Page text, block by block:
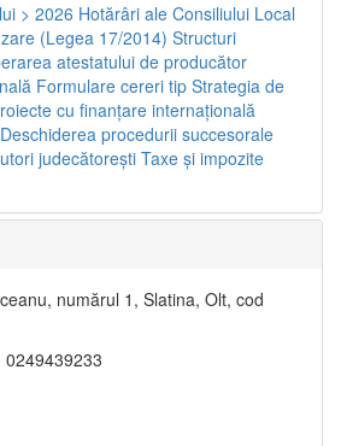
> 2026 Hotărâri ale Consiliului Local
(Legea 17/2014) Structuri
atestatului de producător
Formulare cereri tip Strategia de
cu finanţare internaţională
Deschiderea procedurii succesorale
judecătorești Taxe şi impozite
numărul 1, Slatina, Olt, cod